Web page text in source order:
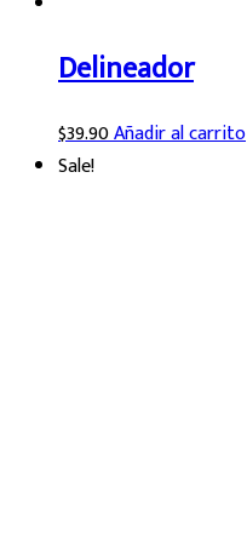
Delineador
$39.90Añadir al carrito
Sale!